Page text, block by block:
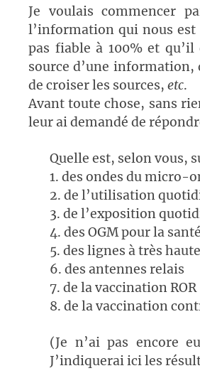
Je voulais commencer
l’information qui nous
pas fiable à 100% et
source d’une information,
de croiser les sources, etc.
Avant toute chose, sans
leur ai demandé de
Quelle est, selon vous,
1. des ondes du micro-
2. de l’utilisation
3. de l’exposition
4. des OGM pour la
5. des lignes à très
6. des antennes relais
7. de la vaccination ROR
8. de la vaccination
(Je n’ai pas encore
J’indiquerai ici les